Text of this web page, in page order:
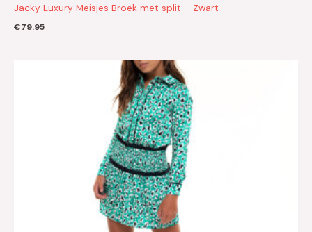
Jacky Luxury Meisjes Broek met split – Zwart
€79.95